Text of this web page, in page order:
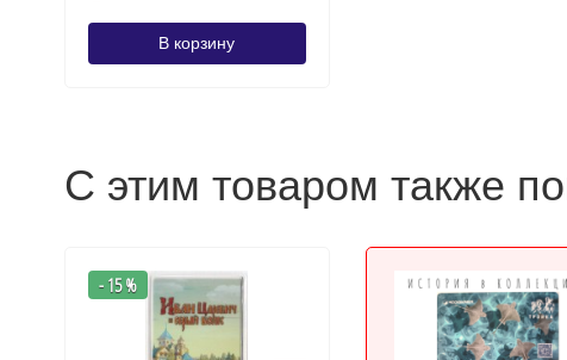
В корзину
С этим товаром также
- 15 %